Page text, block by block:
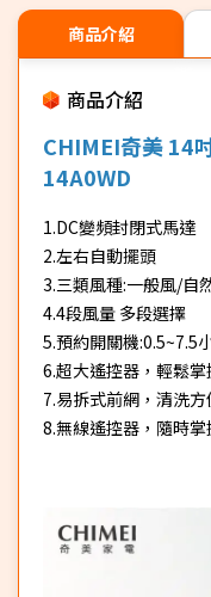
商品介紹
商品介紹
CHIMEI奇美 14
14A0WD
1.DC變頻封閉式馬達
2.左右自動擺頭
3.三類風種:一般風/自
4.4段風量 多段選擇
5.預約開關機:0.5~7.5
6.超大遙控器，輕鬆
7.易拆式前網，清洗
8.無線遙控器，隨時